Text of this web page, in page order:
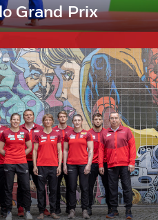
Grand Prix